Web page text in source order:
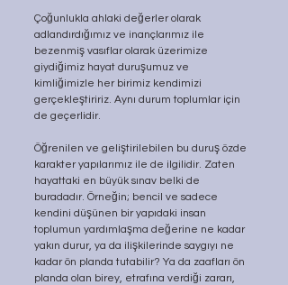
Çoğunlukla ahlaki değerler olarak
adlandırdığımız ve inançlarımız ile
bezenmiş vasıflar olarak üzerimize
giydiğimiz hayat duruşumuz ve
kimliğimizle her birimiz kendimizi
gerçekleştiririz. Aynı durum toplumlar için
de geçerlidir.
Öğrenilen ve geliştirilebilen bu duruş özde
karakter yapılarımız ile de ilgilidir. Zaten
hayattaki en büyük sınav belki de
buradadır. Örneğin; bencil ve sadece
kendini düşünen bir yapıdaki insan
toplumun yardımlaşma değerine ne kadar
yakın durur, ya da ilişkilerinde saygıyı ne
kadar ön planda tutabilir? Ya da zaafları ön
planda olan birey, etrafına verdiği zararı,